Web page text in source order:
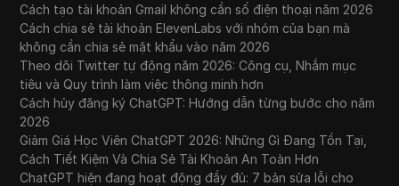
Cách tạo tài khoản Gmail không cần số điện thoại năm 2026
Cách chia sẻ tài khoản ElevenLabs với nhóm của bạn mà
không cần chia sẻ mật khẩu vào năm 2026
Theo dõi Twitter tự động năm 2026: Công cụ, Nhắm mục
tiêu và Quy trình làm việc thông minh hơn
Cách hủy đăng ký ChatGPT: Hướng dẫn từng bước cho năm
2026
Giảm Giá Học Viên ChatGPT 2026: Những Gì Đang Tồn Tại,
Cách Tiết Kiệm Và Chia Sẻ Tài Khoản An Toàn Hơn
ChatGPT hiện đang hoạt động đầy đủ: 7 bản sửa lỗi cho